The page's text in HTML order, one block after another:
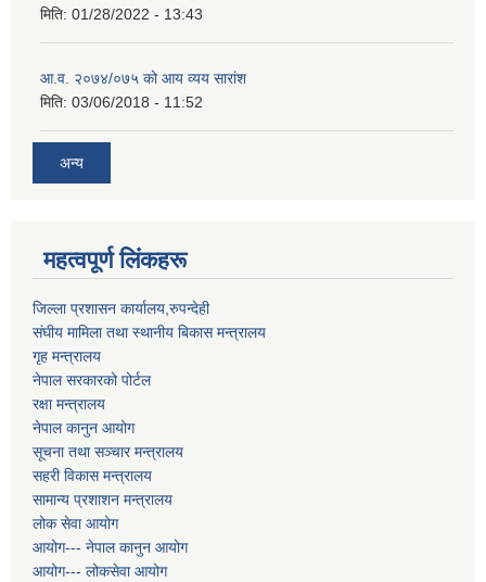
मिति: 01/28/2022 - 13:43
आ.व. २०७४/०७५ को आय व्यय सारांश
मिति: 03/06/2018 - 11:52
अन्य
महत्वपूर्ण लिंकहरू
जिल्ला प्रशासन कार्यालय,रुपन्देही
संघीय मामिला तथा स्थानीय बिकास मन्त्रालय
गृह मन्त्रालय
नेपाल सरकारको पोर्टल
रक्षा मन्त्रालय
नेपाल कानुन आयोग
सूचना तथा सञ्चार मन्त्रालय
सहरी विकास मन्त्रालय
सामान्य प्रशाशन मन्त्रालय
लोक सेवा आयोग
आयोग--- नेपाल कानुन आयोग
आयोग--- लोकसेवा आयोग